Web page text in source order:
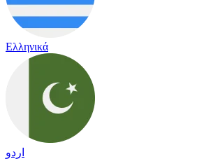
Ελληνικά
اردو